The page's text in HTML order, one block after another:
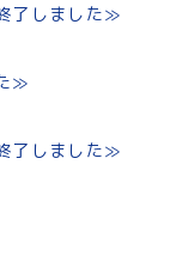
了しました≫
≫
了しました≫